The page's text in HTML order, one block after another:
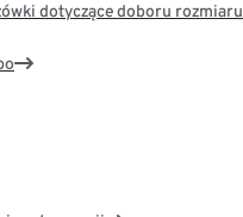
dotyczące doboru rozmiaru